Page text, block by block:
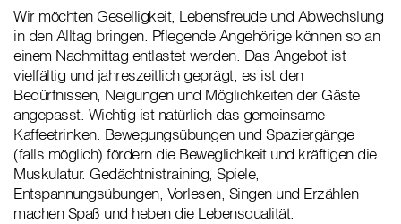
Wir möchten Geselligkeit, Lebensfreude und Abwechslung
in den Alltag bringen. Pflegende Angehörige können so an
einem Nachmittag entlastet werden. Das Angebot ist
vielfältig und jahreszeitlich geprägt, es ist den
Bedürfnissen, Neigungen und Möglichkeiten der Gäste
angepasst. Wichtig ist natürlich das gemeinsame
Kaffeetrinken. Bewegungsübungen und Spaziergänge
(falls möglich) fördern die Beweglichkeit und kräftigen die
Muskulatur. Gedächtnistraining, Spiele,
Entspannungsübungen, Vorlesen, Singen und Erzählen
machen Spaß und heben die Lebensqualität.